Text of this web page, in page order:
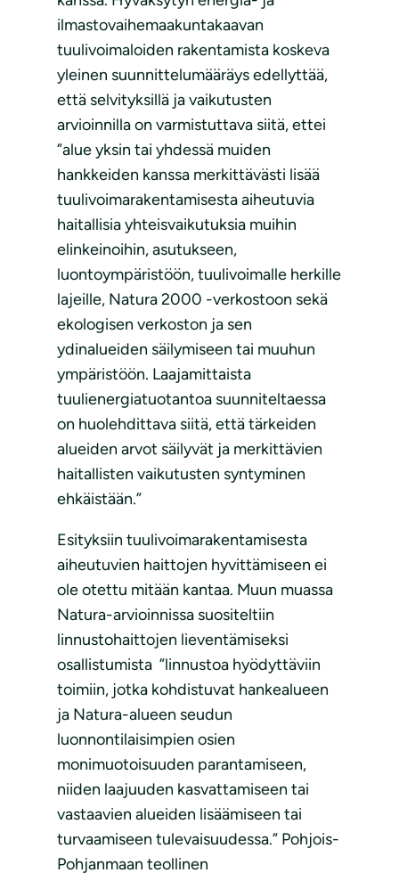
ilmastovaihemaakuntakaavan
tuulivoimaloiden rakentamista koskeva
yleinen suunnittelumääräys edellyttää,
että selvityksillä ja vaikutusten
arvioinnilla on varmistuttava siitä, ettei
”alue yksin tai yhdessä muiden
hankkeiden kanssa merkittävästi lisää
tuulivoimarakentamisesta aiheutuvia
haitallisia yhteisvaikutuksia muihin
elinkeinoihin, asutukseen,
luontoympäristöön, tuulivoimalle herkille
lajeille, Natura 2000 -verkostoon sekä
ekologisen verkoston ja sen
ydinalueiden säilymiseen tai muuhun
ympäristöön. Laajamittaista
tuulienergiatuotantoa suunniteltaessa
on huolehdittava siitä, että tärkeiden
alueiden arvot säilyvät ja merkittävien
haitallisten vaikutusten syntyminen
ehkäistään.”
Esityksiin tuulivoimarakentamisesta
aiheutuvien haittojen hyvittämiseen ei
ole otettu mitään kantaa. Muun muassa
Natura-arvioinnissa suositeltiin
linnustohaittojen lieventämiseksi
osallistumista ”linnustoa hyödyttäviin
toimiin, jotka kohdistuvat hankealueen
ja Natura-alueen seudun
luonnontilaisimpien osien
monimuotoisuuden parantamiseen,
niiden laajuuden kasvattamiseen tai
vastaavien alueiden lisäämiseen tai
turvaamiseen tulevaisuudessa.” Pohjois-
Pohjanmaan teollinen